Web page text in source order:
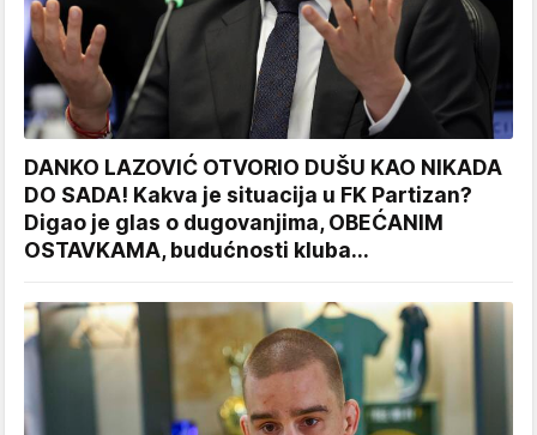
DANKO LAZOVIĆ OTVORIO DUŠU KAO NIKADA
DO SADA! Kakva je situacija u FK Partizan?
Digao je glas o dugovanjima, OBEĆANIM
OSTAVKAMA, budućnosti kluba...